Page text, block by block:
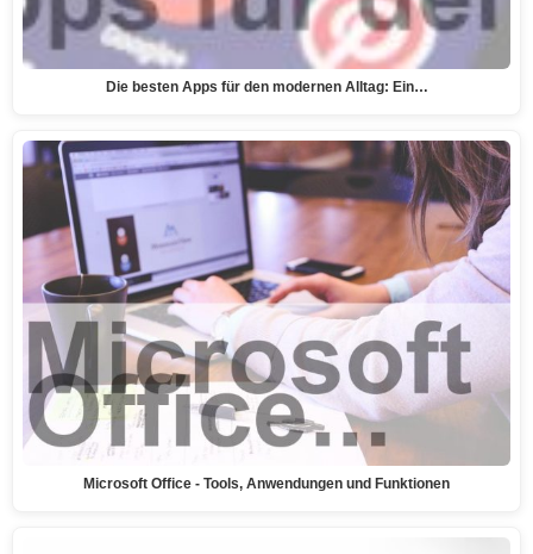
Die besten Apps für den modernen Alltag: Ein…
Microsoft Office - Tools, Anwendungen und Funktionen